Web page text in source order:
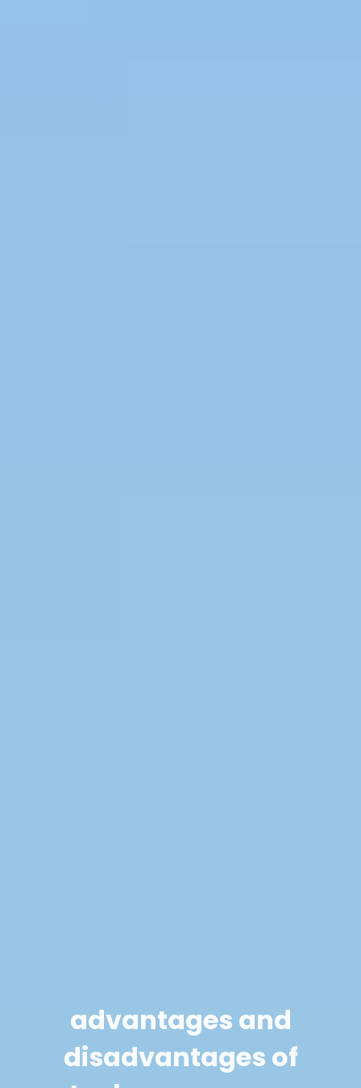
advantages and
disadvantages of